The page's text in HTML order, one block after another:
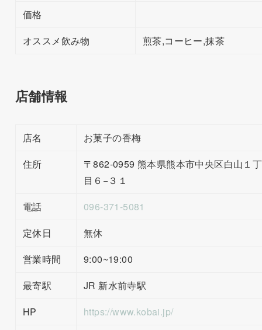
価格
オススメ飲み物
煎茶,コーヒー,抹茶
店舗情報
店名
お菓子の香梅
住所
〒862-0959 熊本県熊本市中央区白山１丁
目６−３１
電話
096-371-5081
定休日
無休
営業時間
9:00~19:00
最寄駅
JR 新水前寺駅
HP
https://www.kobai.jp/